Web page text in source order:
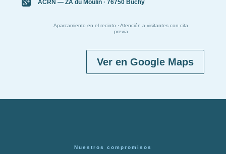
 ACRN — ZA du Moulin · 76750 Buchy
Aparcamiento en el recinto · Atención a visitantes con cita
previa
Ver en Google Maps
Nuestros compromisos